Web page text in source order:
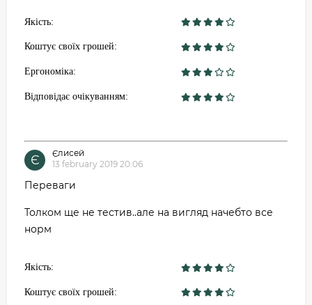
Якість:
Коштує своїх грошей:
Ергономіка:
Відповідає очікуванням:
Є
Єлисей
13 february 2019 20:06
Переваги
Толком ще не тестив..але на вигляд начебто все
норм
Якість:
Коштує своїх грошей: